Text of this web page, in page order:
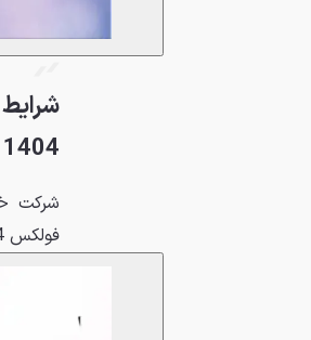
1404
شرکت
فولکس ID4 برقی وارداتی را در دو تیپ و با موعد تحویل 15 و 30 روزه عرضه می‌کند: